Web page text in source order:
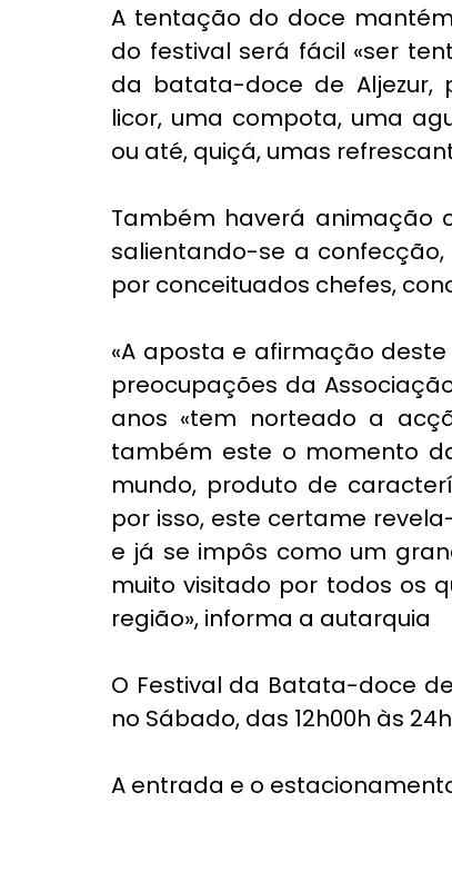
A tentação do doce
do festival será fácil «ser
da batata-doce de
licor, uma compota, uma
ou até, quiçá, umas
Também haverá animação
salientando-se a
por conceituados chefes,
«A aposta e afirmação
preocupações da
anos «tem norteado a
também este o momento
mundo, produto de
por isso, este certame
e já se impôs como um
muito visitado por todos os
região», informa a autarquia
O Festival da Batata-doce
no Sábado, das 12h00h às
A entrada e o